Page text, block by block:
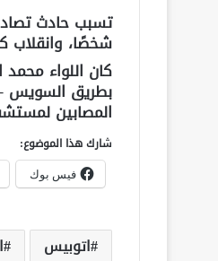
شخصًا، وانقلاب
كان اللواء
بطريق السويس –
المصابين
شارك هذا الموضوع:
فيس بوك
اتوبيس